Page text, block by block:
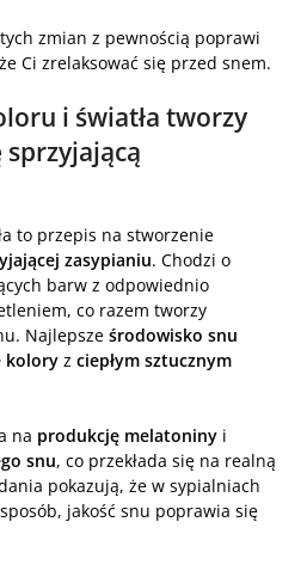
zmian z pewnością poprawi
Ci zrelaksować się przed snem.
i światła tworzy
to przepis na stworzenie
zasypianiu. Chodzi o
barw z odpowiednio
co razem tworzy
Najlepsze środowisko snu
kolory z ciepłym sztucznym
na produkcję melatoniny i
snu, co przekłada się na realną
pokazują, że w sypialniach
jakość snu poprawia się